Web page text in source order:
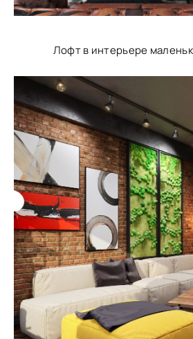
Лофт в интерьере